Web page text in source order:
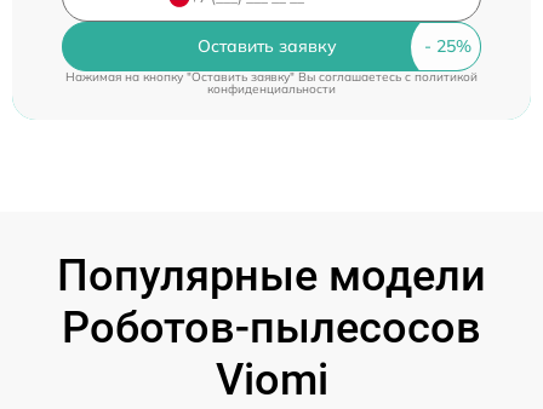
Оставить заявку
Нажимая на кнопку "Оставить заявку" Вы соглашаетесь c политикой
конфиденциальности
Популярные модели
Роботов-пылесосов
Viomi